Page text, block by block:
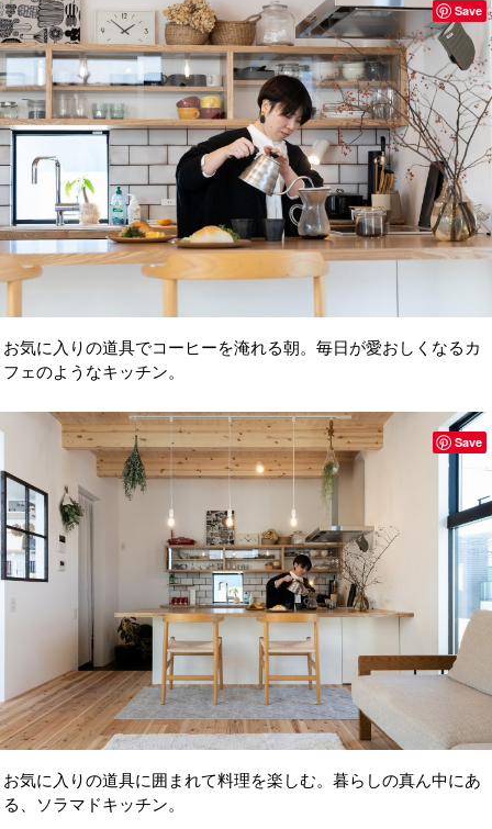
お気に入りの道具でコーヒーを淹れる朝。毎日が愛おしくなるカ
フェのようなキッチン。
Save
お気に入りの道具に囲まれて料理を楽しむ。暮らしの真ん中にあ
る、ソラマドキッチン。
Save